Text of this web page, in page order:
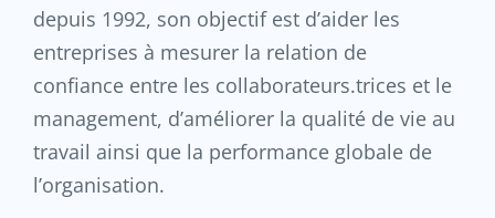
depuis 1992, son objectif est d’aider les
entreprises à mesurer la relation de
confiance entre les collaborateurs.trices et le
management, d’améliorer la qualité de vie au
travail ainsi que la performance globale de
l’organisation.